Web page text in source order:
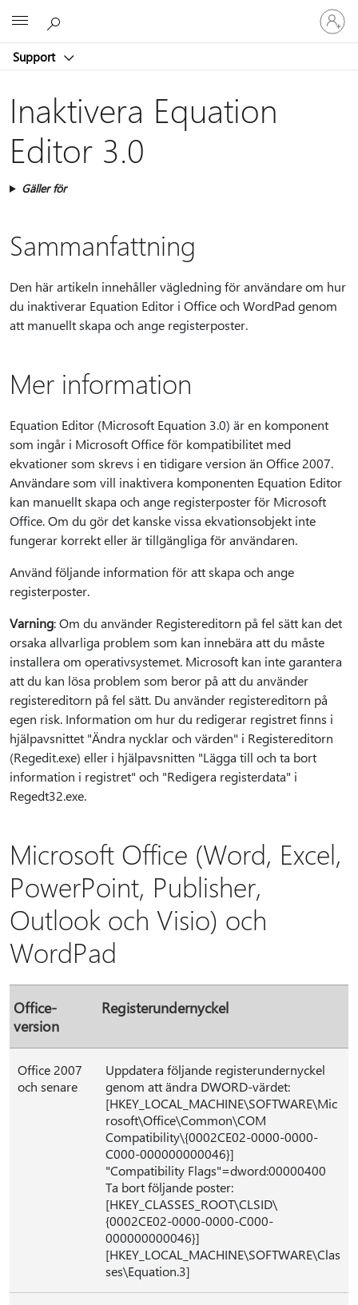
Support
Logga
in
på
konto
Inaktivera Equation
Editor 3.0
Gäller för
Sammanfattning
Den här artikeln innehåller vägledning för användare om hur
du inaktiverar Equation Editor i Office och WordPad genom
att manuellt skapa och ange registerposter.
Mer information
Equation Editor (Microsoft Equation 3.0) är en komponent
som ingår i Microsoft Office för kompatibilitet med
ekvationer som skrevs i en tidigare version än Office 2007.
Användare som vill inaktivera komponenten Equation Editor
kan manuellt skapa och ange registerposter för Microsoft
Office. Om du gör det kanske vissa ekvationsobjekt inte
fungerar korrekt eller är tillgängliga för användaren.
Använd följande information för att skapa och ange
registerposter.
Varning: Om du använder Registereditorn på fel sätt kan det
orsaka allvarliga problem som kan innebära att du måste
installera om operativsystemet. Microsoft kan inte garantera
att du kan lösa problem som beror på att du använder
registereditorn på fel sätt. Du använder registereditorn på
egen risk. Information om hur du redigerar registret finns i
hjälpavsnittet "Ändra nycklar och värden" i Registereditorn
(Regedit.exe) eller i hjälpavsnitten "Lägga till och ta bort
information i registret" och "Redigera registerdata" i
Regedt32.exe.
Microsoft Office (Word, Excel,
PowerPoint, Publisher,
Outlook och Visio) och
WordPad
Office-
version
Registerundernyckel
Office 2007
och senare
Uppdatera följande registerundernyckel
genom att ändra DWORD-värdet:
[HKEY_LOCAL_MACHINE\SOFTWARE\Mic
rosoft\Office\Common\COM
Compatibility\{0002CE02-0000-0000-
C000-000000000046}]
"Compatibility Flags"=dword:00000400
Ta bort följande poster:
[HKEY_CLASSES_ROOT\CLSID\
{0002CE02-0000-0000-C000-
000000000046}]
[HKEY_LOCAL_MACHINE\SOFTWARE\Clas
ses\Equation.3]